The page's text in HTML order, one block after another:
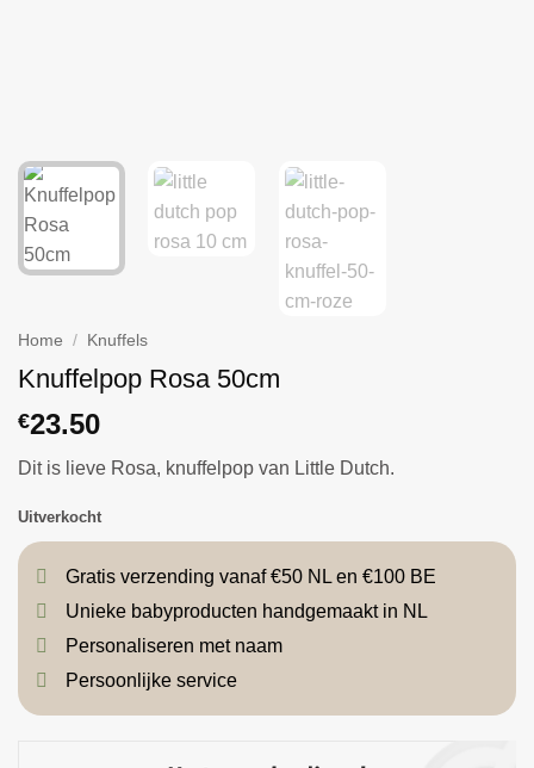
Home / Knuffels
Knuffelpop Rosa 50cm
€23.50
Dit is lieve Rosa, knuffelpop van Little Dutch.
Uitverkocht
Gratis verzending vanaf €50 NL en €100 BE
Unieke babyproducten handgemaakt in NL
Personaliseren met naam
Persoonlijke service